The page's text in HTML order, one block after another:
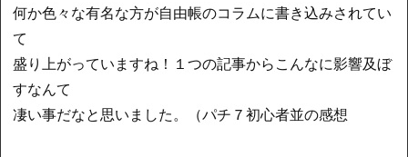
何か色々な有名な方が自由帳のコラムに書き込みされてい
て
盛り上がっていますね！１つの記事からこんなに影響及ぼ
すなんて
凄い事だなと思いました。（パチ７初心者並の感想